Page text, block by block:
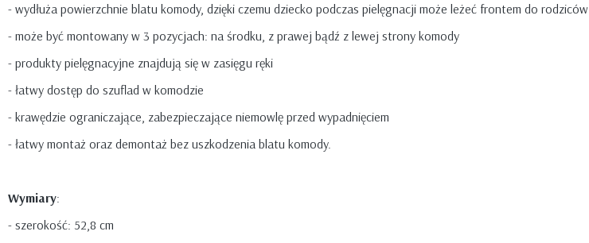
- wydłuża powierzchnie blatu komody, dzięki czemu dziecko podczas pielęgnacji może leżeć frontem do rodziców
- może być montowany w 3 pozycjach: na środku, z prawej bądź z lewej strony komody
- produkty pielęgnacyjne znajdują się w zasięgu ręki
- łatwy dostęp do szuflad w komodzie
- krawędzie ograniczające, zabezpieczające niemowlę przed wypadnięciem
- łatwy montaż oraz demontaż bez uszkodzenia blatu komody.
Wymiary:
- szerokość: 52,8 cm